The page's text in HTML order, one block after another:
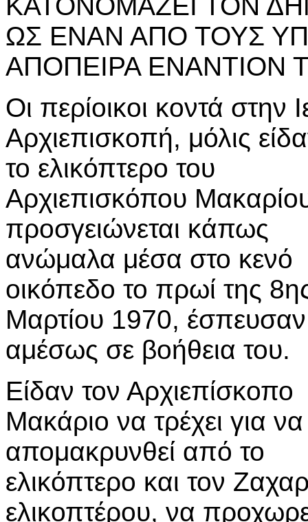
ΩΣ ΕΝΑΝ ΑΠΟ ΤΟΥΣ
ΑΠΟΠΕΙΡΑ ΕΝΑΝΤΙΟΝ
Οι περίοικοι κοντά στην
Αρχιεπισκοπή, μόλις
το ελικόπτερο του
Αρχιεπισκόπου
προσγειώνεται κάπως
ανώμαλα μέσα στο κενό
οικόπεδο το πρωί της
Μαρτίου 1970, έσπευσαν
αμέσως σε βοήθεια του.
Είδαν τον Αρχιεπίσκοπο
Μακάριο να τρέχει για να
απομακρυνθεί από το
ελικόπτερο και τον
ελικοπτέρου, να